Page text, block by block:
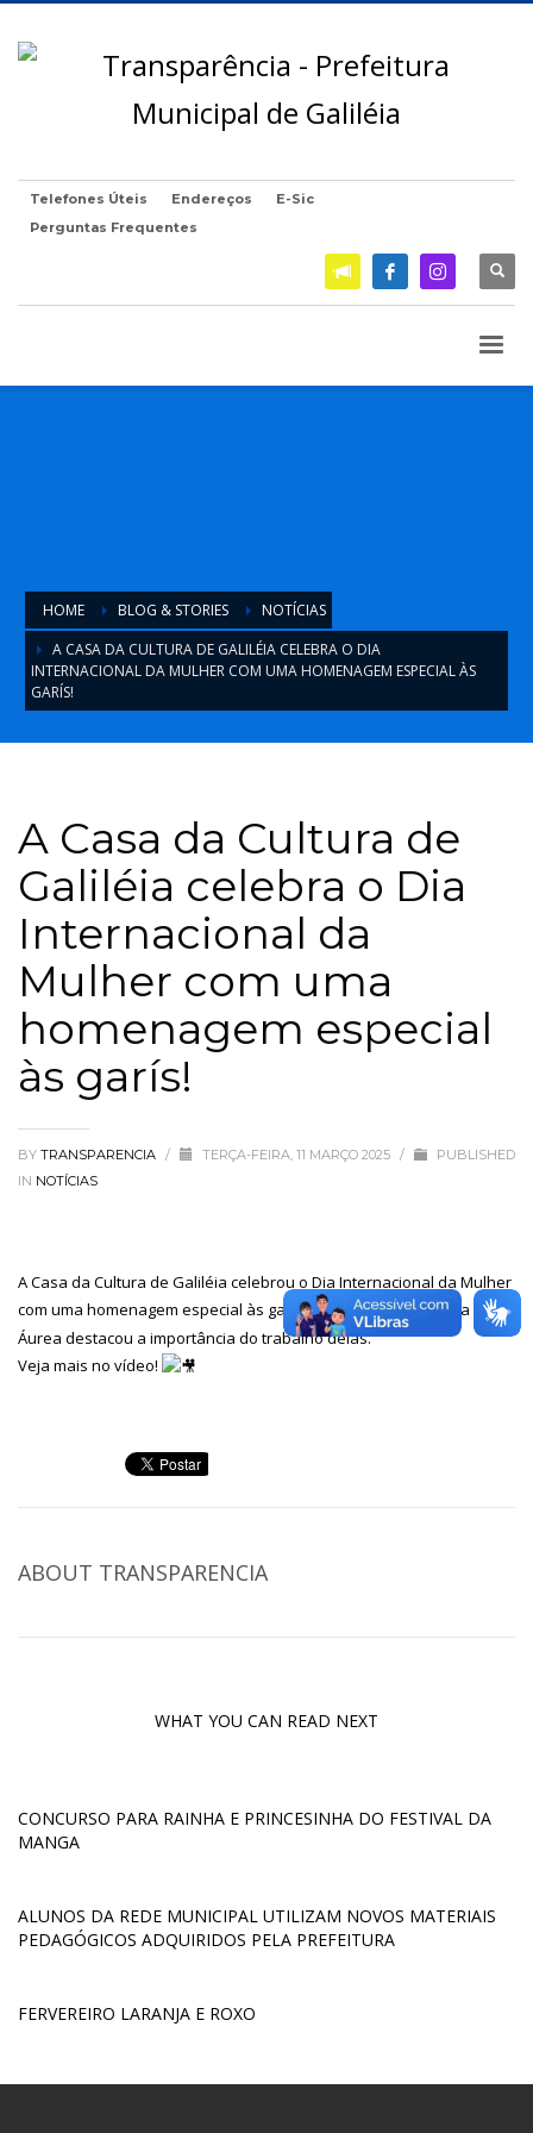
Telefones Úteis Endereços
E-Sic
Perguntas Frequentes
HOME BLOG & STORIES
NOTÍCIAS
A CASA DA CULTURA DE GALILÉIA CELEBRA O DIA
INTERNACIONAL DA MULHER COM UMA HOMENAGEM ESPECIAL ÀS
GARÍS!
A Casa da Cultura de
Galiléia celebra o Dia
Internacional da
Mulher com uma
homenagem especial
às garís!
BY TRANSPARENCIA / TERÇA-FEIRA, 11 MARÇO 2025 /
PUBLISHED
IN NOTÍCIAS
A Casa da Cultura de Galiléia celebrou o Dia Internacional da Mulher
com uma homenagem especial às garís!
A prefeita Maria
Áurea destacou a importância do trabalho delas.
Veja mais no vídeo!
ABOUT TRANSPARENCIA
WHAT YOU CAN READ NEXT
CONCURSO PARA RAINHA E PRINCESINHA DO FESTIVAL DA
MANGA
ALUNOS DA REDE MUNICIPAL UTILIZAM NOVOS MATERIAIS
PEDAGÓGICOS ADQUIRIDOS PELA PREFEITURA
FERVEREIRO LARANJA E ROXO